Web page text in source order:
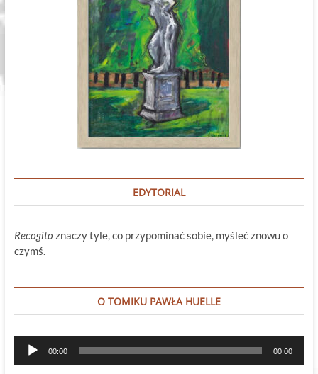
EDYTORIAL
Recogito znaczy tyle, co przypominać sobie, myśleć znowu o
czymś.
O TOMIKU PAWŁA HUELLE
Odtwarzacz
plików
00:00 00:00